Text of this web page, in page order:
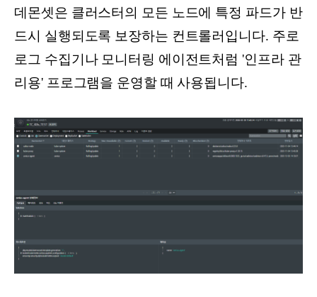
데몬셋은 클러스터의 모든 노드에 특정 파드가 반
드시 실행되도록 보장하는 컨트롤러입니다. 주로
로그 수집기나 모니터링 에이전트처럼 '인프라 관
리용' 프로그램을 운영할 때 사용됩니다.